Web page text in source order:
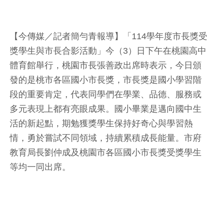
【今傳媒／記者簡勻青報導】「114學年度市長獎受
獎學生與市長合影活動」今（3）日下午在桃園高中
體育館舉行，桃園市長張善政出席時表示，今日頒
發的是桃市各區國小市長獎，市長獎是國小學習階
段的重要肯定，代表同學們在學業、品德、服務或
多元表現上都有亮眼成果。國小畢業是邁向國中生
活的新起點，期勉獲獎學生保持好奇心與學習熱
情，勇於嘗試不同領域，持續累積成長能量。市府
教育局長劉仲成及桃園市各區國小市長獎受獎學生
等均一同出席。